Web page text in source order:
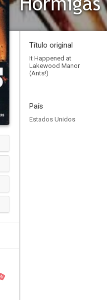
Título original
It Happened at
Lakewood Manor
(Ants!)
País
Estados Unidos